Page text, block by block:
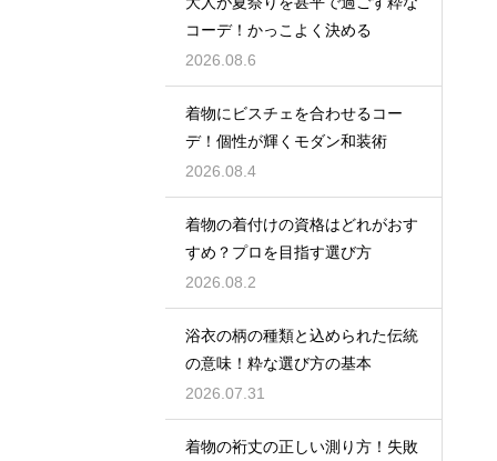
コーデ！かっこよく決める
2026.08.6
着物にビスチェを合わせるコー
デ！個性が輝くモダン和装術
2026.08.4
着物の着付けの資格はどれがおす
すめ？プロを目指す選び方
2026.08.2
浴衣の柄の種類と込められた伝統
の意味！粋な選び方の基本
2026.07.31
着物の裄丈の正しい測り方！失敗